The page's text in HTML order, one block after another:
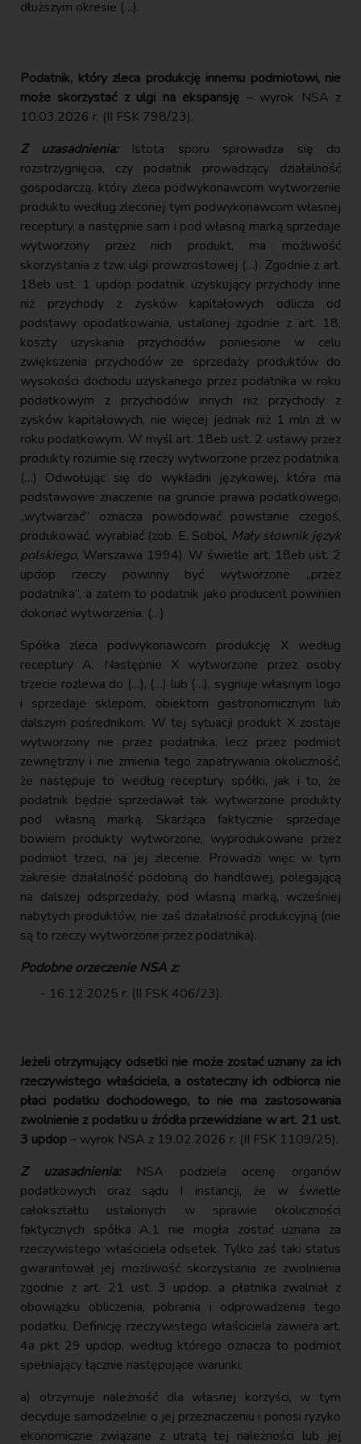
dłuższym okresie (…).
Podatnik, który zleca produkcję innemu podmiotowi, nie
może skorzystać z ulgi na ekspansję – wyrok NSA z
10.03.2026 r. (II FSK 798/23).
Z uzasadnienia:Istota sporu sprowadza się do
rozstrzygnięcia, czy podatnik prowadzący działalność
gospodarczą, który zleca podwykonawcom wytworzenie
produktu według zleconej tym podwykonawcom własnej
receptury, a następnie sam i pod własną marką sprzedaje
wytworzony przez nich produkt, ma możliwość
skorzystania z tzw. ulgi prowzrostowej (…). Zgodnie z art.
18eb ust. 1 updop podatnik uzyskujący przychody inne
niż przychody z zysków kapitałowych odlicza od
podstawy opodatkowania, ustalonej zgodnie z art. 18,
koszty uzyskania przychodów poniesione w celu
zwiększenia przychodów ze sprzedaży produktów do
wysokości dochodu uzyskanego przez podatnika w roku
podatkowym z przychodów innych niż przychody z
zysków kapitałowych, nie więcej jednak niż 1 mln zł w
roku podatkowym. W myśl art. 18eb ust. 2 ustawy przez
produkty rozumie się rzeczy wytworzone przez podatnika.
(…) Odwołując się do wykładni językowej, która ma
podstawowe znaczenie na gruncie prawa podatkowego,
„wytwarzać” oznacza powodować powstanie czegoś,
produkować, wyrabiać (zob. E. Sobol, Mały słownik język
polskiego, Warszawa 1994). W świetle art. 18eb ust. 2
updop rzeczy powinny być wytworzone „przez
podatnika”, a zatem to podatnik jako producent powinien
dokonać wytworzenia. (…)
Spółka zleca podwykonawcom produkcję X według
receptury A. Następnie X wytworzone przez osoby
trzecie rozlewa do (…), (…) lub (…), sygnuje własnym logo
i sprzedaje sklepom, obiektom gastronomicznym lub
dalszym pośrednikom. W tej sytuacji produkt X zostaje
wytworzony nie przez podatnika, lecz przez podmiot
zewnętrzny i nie zmienia tego zapatrywania okoliczność,
że następuje to według receptury spółki, jak i to, że
podatnik będzie sprzedawał tak wytworzone produkty
pod własną marką. Skarżąca faktycznie sprzedaje
bowiem produkty wytworzone, wyprodukowane przez
podmiot trzeci, na jej zlecenie. Prowadzi więc w tym
zakresie działalność podobną do handlowej, polegającą
na dalszej odsprzedaży, pod własną marką, wcześniej
nabytych produktów, nie zaś działalność produkcyjną (nie
są to rzeczy wytworzone przez podatnika).
Podobne orzeczenie NSA z:
16.12.2025 r. (II FSK 406/23).
Jeżeli otrzymujący odsetki nie może zostać uznany za ich
rzeczywistego właściciela, a ostateczny ich odbiorca nie
płaci podatku dochodowego, to nie ma zastosowania
zwolnienie z podatku u źródła przewidziane w art. 21 ust.
3 updop– wyrok NSA z 19.02.2026 r. (II FSK 1109/25).
Z uzasadnienia:NSA podziela ocenę organów
podatkowych oraz sądu I instancji, że w świetle
całokształtu ustalonych w sprawie okoliczności
faktycznych spółka A.1 nie mogła zostać uznana za
rzeczywistego właściciela odsetek. Tylko zaś taki status
gwarantował jej możliwość skorzystania ze zwolnienia
zgodnie z art. 21 ust. 3 updop, a płatnika zwalniał z
obowiązku obliczenia, pobrania i odprowadzenia tego
podatku. Definicję rzeczywistego właściciela zawiera art.
4a pkt 29 updop, według którego oznacza to podmiot
spełniający łącznie następujące warunki:
a) otrzymuje należność dla własnej korzyści, w tym
decyduje samodzielnie o jej przeznaczeniu i ponosi ryzyko
ekonomiczne związane z utratą tej należności lub jej